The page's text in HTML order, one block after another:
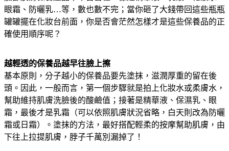
眼霜、防曬乳…等，數也數不完；當你砸了大錢帶回這些瓶瓶
罐罐擺在化妝台前面，你是否會茫然怎樣才是這些保養品的正
確使用順序呢？
越輕透的保養品越早往臉上擦
基本原則，分子越小的保養品要先塗抹，滋潤厚重的留在後
頭。因此，一般而言，第一個步驟就是拍上化妝水或柔膚水，
幫助維持肌膚洗臉後的酸鹼值；接著是精華液、保濕乳、眼
霜，最後才是乳霜（可以依照肌膚狀況省略，白天則改為防曬
霜或日霜）。塗抹的方法，最好搭配輕柔的按摩幫助肌膚，由
下往上拉提肌膚，脖子千萬別漏掉了！